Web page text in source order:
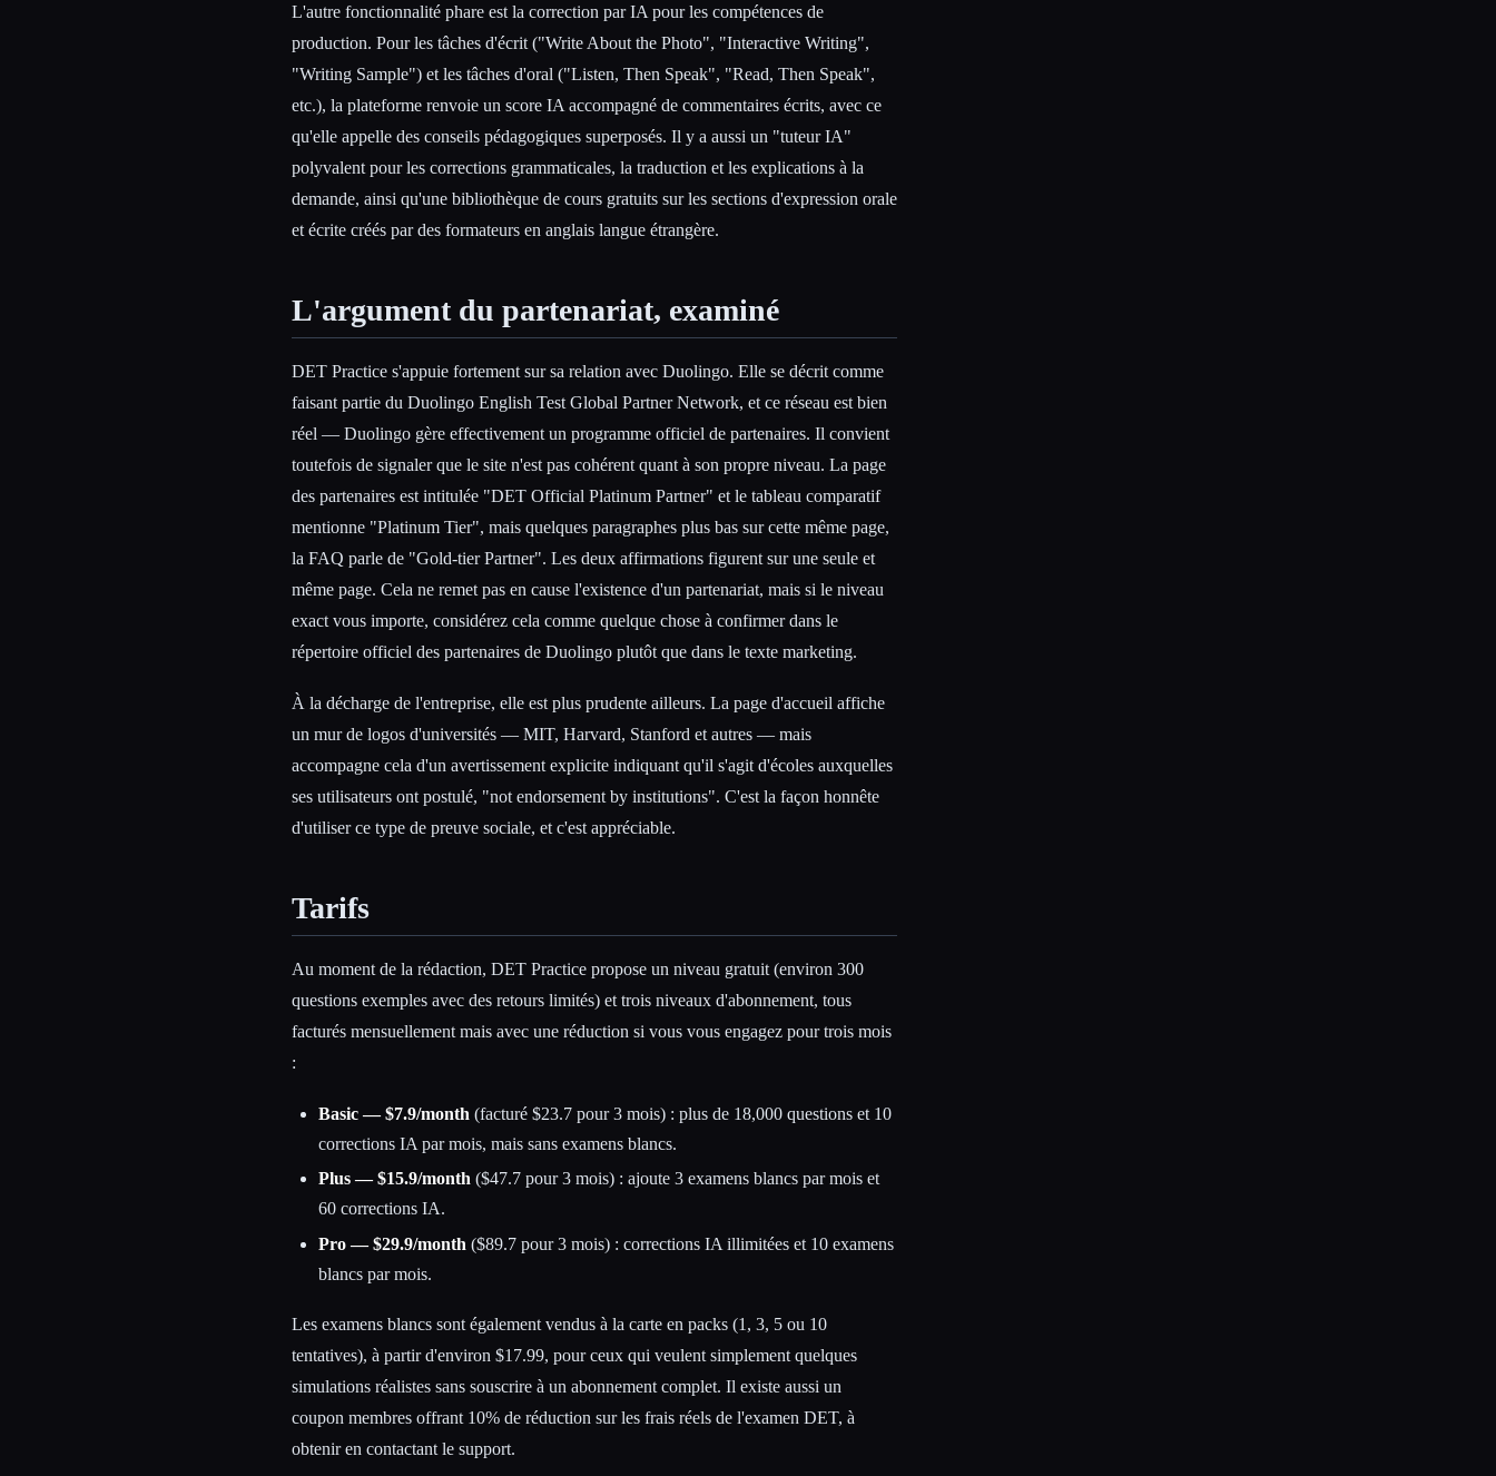
L'autre fonctionnalité phare est la correction par IA pour les compétences de
production. Pour les tâches d'écrit ("Write About the Photo", "Interactive Writing",
"Writing Sample") et les tâches d'oral ("Listen, Then Speak", "Read, Then Speak",
etc.), la plateforme renvoie un score IA accompagné de commentaires écrits, avec ce
qu'elle appelle des conseils pédagogiques superposés. Il y a aussi un "tuteur IA"
polyvalent pour les corrections grammaticales, la traduction et les explications à la
demande, ainsi qu'une bibliothèque de cours gratuits sur les sections d'expression orale
et écrite créés par des formateurs en anglais langue étrangère.
L'argument du partenariat, examiné
DET Practice s'appuie fortement sur sa relation avec Duolingo. Elle se décrit comme
faisant partie du Duolingo English Test Global Partner Network, et ce réseau est bien
réel — Duolingo gère effectivement un programme officiel de partenaires. Il convient
toutefois de signaler que le site n'est pas cohérent quant à son propre niveau. La page
des partenaires est intitulée "DET Official Platinum Partner" et le tableau comparatif
mentionne "Platinum Tier", mais quelques paragraphes plus bas sur cette même page,
la FAQ parle de "Gold-tier Partner". Les deux affirmations figurent sur une seule et
même page. Cela ne remet pas en cause l'existence d'un partenariat, mais si le niveau
exact vous importe, considérez cela comme quelque chose à confirmer dans le
répertoire officiel des partenaires de Duolingo plutôt que dans le texte marketing.
À la décharge de l'entreprise, elle est plus prudente ailleurs. La page d'accueil affiche
un mur de logos d'universités — MIT, Harvard, Stanford et autres — mais
accompagne cela d'un avertissement explicite indiquant qu'il s'agit d'écoles auxquelles
ses utilisateurs ont postulé, "not endorsement by institutions". C'est la façon honnête
d'utiliser ce type de preuve sociale, et c'est appréciable.
Tarifs
Au moment de la rédaction, DET Practice propose un niveau gratuit (environ 300
questions exemples avec des retours limités) et trois niveaux d'abonnement, tous
facturés mensuellement mais avec une réduction si vous vous engagez pour trois mois
:
Basic — $7.9/month (facturé $23.7 pour 3 mois) : plus de 18,000 questions et 10
corrections IA par mois, mais sans examens blancs.
Plus — $15.9/month ($47.7 pour 3 mois) : ajoute 3 examens blancs par mois et
60 corrections IA.
Pro — $29.9/month ($89.7 pour 3 mois) : corrections IA illimitées et 10 examens
blancs par mois.
Les examens blancs sont également vendus à la carte en packs (1, 3, 5 ou 10
tentatives), à partir d'environ $17.99, pour ceux qui veulent simplement quelques
simulations réalistes sans souscrire à un abonnement complet. Il existe aussi un
coupon membres offrant 10% de réduction sur les frais réels de l'examen DET, à
obtenir en contactant le support.